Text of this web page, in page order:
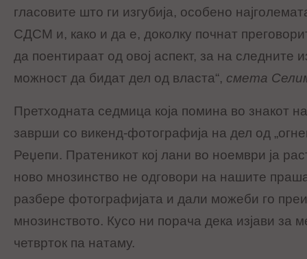
гласовите што ги изгубија, особено
СДСМ и, како и да е, доколку почнат
да поентираат од овој аспект, за на следните
можност да бидат дел од власта“, смета
Претходната седмица која помина во знакот
заврши со викенд-фотографија на дел од
Реџепи. Пратеникот кој лани во ноември ја
ново мнозинство не одговори на нашите
разбере фотографијата и дали можеби го
мнозинството. Кусо ни порача дека изјави за
четврток па натаму.